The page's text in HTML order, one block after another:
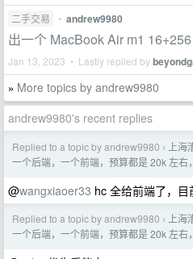
二手交易 • andrew9980
出一个 MacBook Air m1 16+256
Jan 13, 2023 • Lastly replied by
» More topics by andrew9980
andrew9980's recent replies
Replied to a topic by andrew9980 ›
上海
一个后端，一个前端，预算都是 20k 左右
@wangxiaoer33 hc 全给前端了，
Replied to a topic by andrew9980 ›
上海
一个后端，一个前端，预算都是 20k 左右